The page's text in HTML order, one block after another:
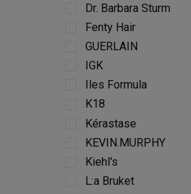
Dr. Barbara Sturm
Fenty Hair
GUERLAIN
IGK
Iles Formula
K18
Kérastase
KEVIN.MURPHY
Kiehl's
L:a Bruket